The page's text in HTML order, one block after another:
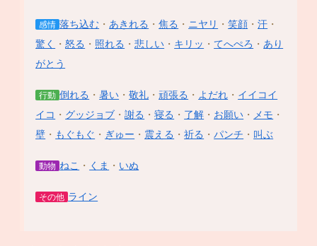
感情 落ち込む ・ あきれる ・焦る ・ ニヤリ ・笑顔 ・汗 ・
驚く
・怒る ・ 照れる ・悲しい ・ キリッ ・ てへぺろ ・ あり
がとう
行動 倒れる ・暑い ・敬礼 ・頑張る ・ よだれ ・ イイコイ
イコ ・ グッジョブ ・謝る ・寝る ・ 了解 ・ お願い ・ メモ ・
壁 ・ もぐもぐ ・ ぎゅー ・ 震える ・祈る ・パンチ ・ 叫ぶ
動物 ねこ ・ くま ・ いぬ
その他 ライン